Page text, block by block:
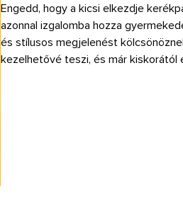
Engedd, hogy a kicsi elkezdje
azonnal izgalomba hozza
és stílusos megjelenést
kezelhetővé teszi, és már